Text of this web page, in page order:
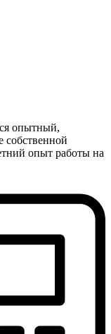
опытный,
собственной
опыт работы на